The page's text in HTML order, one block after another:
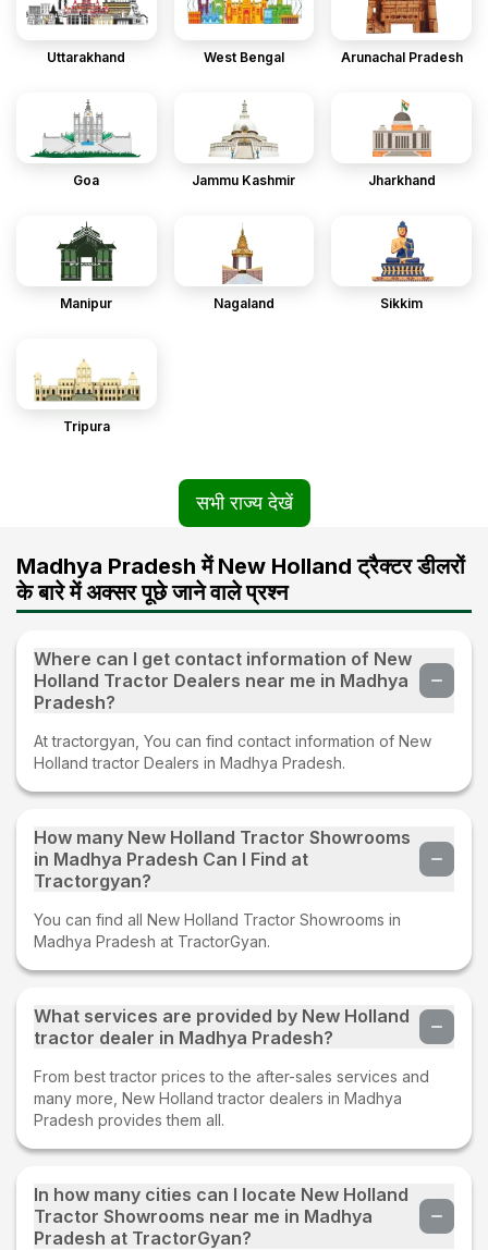
Uttarakhand West Bengal Arunachal Pradesh
Goa Jammu Kashmir Jharkhand
Manipur Nagaland Sikkim
Tripura
सभी राज्य देखें
Madhya Pradesh में New Holland ट्रैक्टर डीलरों
के बारे में अक्सर पूछे जाने वाले प्रश्न
Where can I get contact information of New
Holland Tractor Dealers near me in Madhya
Pradesh?
At tractorgyan, You can find contact information of New
Holland tractor Dealers in Madhya Pradesh.
How many New Holland Tractor Showrooms
in Madhya Pradesh Can I Find at
Tractorgyan?
You can find all New Holland Tractor Showrooms in
Madhya Pradesh at TractorGyan.
What services are provided by New Holland
tractor dealer in Madhya Pradesh?
From best tractor prices to the after-sales services and
many more, New Holland tractor dealers in Madhya
Pradesh provides them all.
In how many cities can I locate New Holland
Tractor Showrooms near me in Madhya
Pradesh at TractorGyan?